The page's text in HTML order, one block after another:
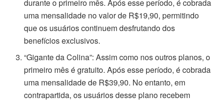
durante o primeiro mês. Após esse período, é cobrada
uma mensalidade no valor de R$19,90, permitindo
que os usuários continuem desfrutando dos
benefícios exclusivos.
“Gigante da Colina”: Assim como nos outros planos, o
primeiro mês é gratuito. Após esse período, é cobrada
uma mensalidade de R$39,90. No entanto, em
contrapartida, os usuários desse plano recebem